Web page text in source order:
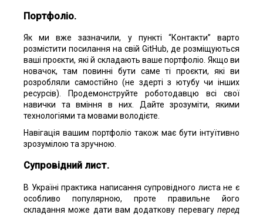
Портфоліо.
Як ми вже зазначили, у пункті “Контакти” варто
розмістити посилання на свій GitHub, де розміщуються
ваші проєкти, які й складають ваше портфоліо. Якщо ви
новачок, там повинні бути саме ті проєкти, які ви
розробляли самостійно (не здерті з ютубу чи інших
ресурсів). Продемонструйте роботодавцю всі свої
навички та вміння в них. Дайте зрозуміти, якими
технологіями та мовами володієте.
Навігація вашим портфоліо також має бути інтуїтивно
зрозумілою та зручною.
Супровідний лист.
В Україні практика написання супровідного листа не є
особливо популярною, проте правильне його
складання може дати вам додаткову перевагу перед